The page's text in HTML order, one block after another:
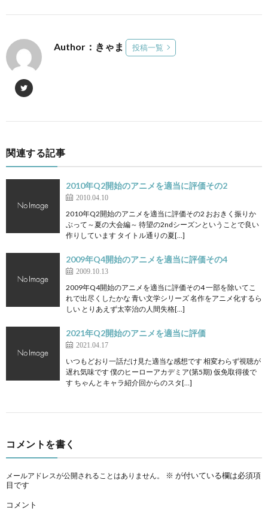
Author：きゃま 投稿一覧
関連する記事
2010年Q2開始のアニメを適当に評価その2
2010.04.10
2010年Q2開始のアニメを適当に評価その2 おおきく振りか
ぶって～夏の大会編～ 待望の2ndシーズンということで良い
作りしています タイトル通りの夏[…]
2009年Q4開始のアニメを適当に評価その4
2009.10.13
2009年Q4開始のアニメを適当に評価その4 一部を除いてこ
れで出尽くしたかな 青い文学シリーズ 名作をアニメ化するら
しい とりあえず太宰治の人間失格[…]
2021年Q2開始のアニメを適当に評価
2021.04.17
いつもどおり一話だけ見た適当な感想です 相変わらず視聴が
遅れ気味です 僕のヒーローアカデミア(第5期) 仮免取得後で
す ちゃんとキャラ紹介回からのスタ[…]
コメントを書く
メールアドレスが公開されることはありません。 ※ が付いている欄は必須項
目です
コメント